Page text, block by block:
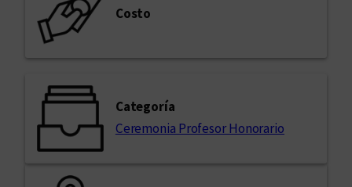
Costo
Categoría
Ceremonia Profesor Honorario